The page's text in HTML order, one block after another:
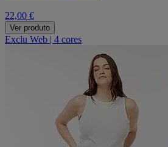
22,00 €
Ver produto
Exclu Web | 4 cores